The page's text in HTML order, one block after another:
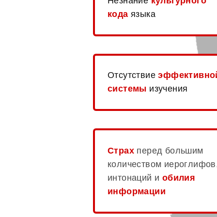
кода языка
Страх перед большим
количеством
интонаций и обилия
информации
Отсутствие
системы изучения